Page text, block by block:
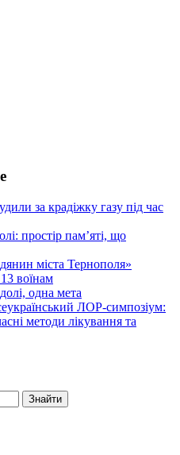
за крадіжку газу під час
простір пам’яті, що
міста Тернополя»
воїнам
одна мета
ЛОР-симпозіум:
методи лікування та
Знайти